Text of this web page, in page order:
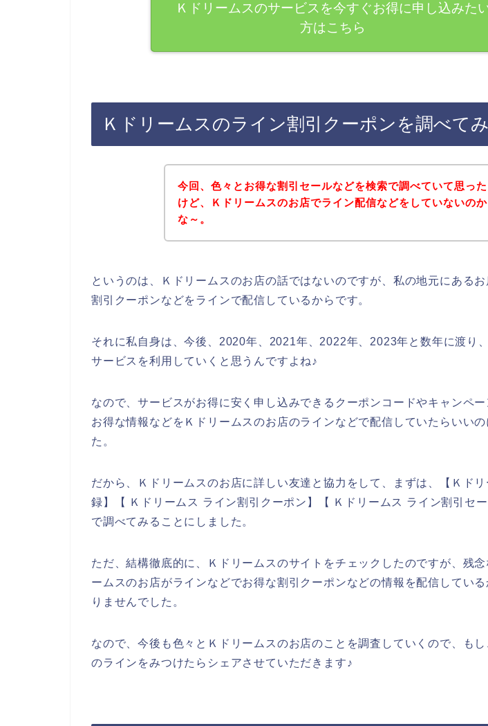
Ｋドリームスのサービスを今すぐお得に申し込みた
方はこちら
Ｋドリームスのライン割引クーポンを調べてみ
今回、色々とお得な割引セールなどを検索で調べていて思った
けど、Ｋドリームスのお店でライン配信などをしていないのか
な～。
というのは、Ｋドリームスのお店の話ではないのですが、私の地元にある
割引クーポンなどをラインで配信しているからです。
それに私自身は、今後、2020年、2021年、2022年、2023年と数年に渡り
サービスを利用していくと思うんですよね♪
なので、サービスがお得に安く申し込みできるクーポンコードやキャンペ
お得な情報などをＫドリームスのお店のラインなどで配信していたらいいの
た。
だから、Ｋドリームスのお店に詳しい友達と協力をして、まずは、【Ｋド
録】【 Ｋドリームス ライン割引クーポン】【 Ｋドリームス ライン割引セ
で調べてみることにしました。
ただ、結構徹底的に、Ｋドリームスのサイトをチェックしたのですが、残念
ームスのお店がラインなどでお得な割引クーポンなどの情報を配信してい
りませんでした。
なので、今後も色々とＫドリームスのお店のことを調査していくので、もし
のラインをみつけたらシェアさせていただきます♪